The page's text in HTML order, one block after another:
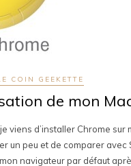
COIN GEEKETTE
de mon
viens d’installer Chrome sur
un peu et de comparer avec
navigateur par défaut